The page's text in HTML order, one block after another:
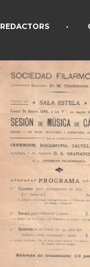
REDACTORS •